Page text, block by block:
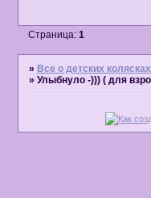
Страница: 1
» Все о детских
» Улыбнуло -))) ( для